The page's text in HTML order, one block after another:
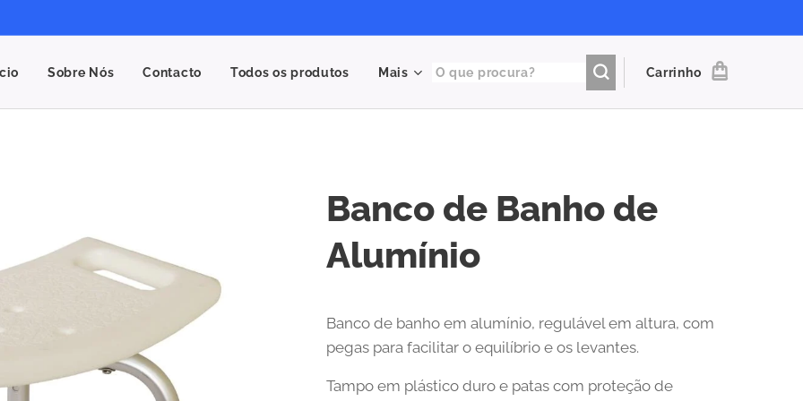
Sobre Nós Contacto Todos os produtos Mais Carrinho
Banco de Banho de
Alumínio
Banco de banho em alumínio, regulável em altura, com
pegas para facilitar o equilíbrio e os levantes.
Tampo em plástico duro e patas com proteção de